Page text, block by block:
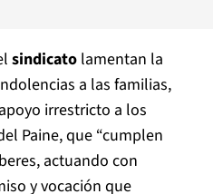
sindicato lamentan la
a las familias,
irrestricto a los
Paine, que “cumplen
actuando con
y vocación que